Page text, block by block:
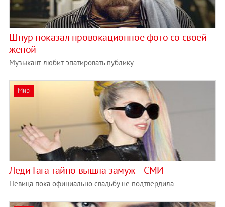
Шнур показал провокационное фото со своей
женой
Музыкант любит эпатировать публику
Мир
Леди Гага тайно вышла замуж – СМИ
Певица пока официально свадьбу не подтвердила